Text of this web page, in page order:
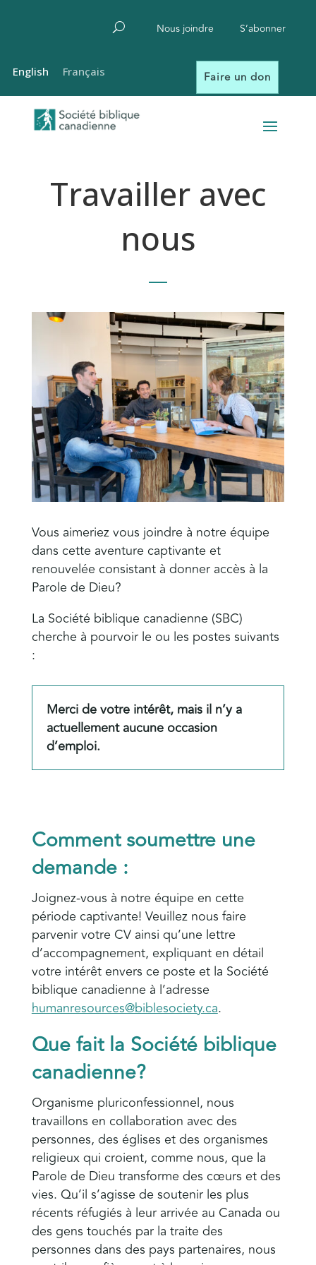
Nous joindre S’abonner
Faire un don
Travailler avec
nous
Vous aimeriez vous joindre à notre équipe
dans cette aventure captivante et
renouvelée consistant à donner accès à la
Parole de Dieu?
La Société biblique canadienne (SBC)
cherche à pourvoir le ou les postes suivants
:
Merci de votre intérêt, mais il n’y a
actuellement aucune occasion
d’emploi.
Comment soumettre une
demande :
Joignez-vous à notre équipe en cette
période captivante! Veuillez nous faire
parvenir votre CV ainsi qu’une lettre
d’accompagnement, expliquant en détail
votre intérêt envers ce poste et la Société
biblique canadienne à l’adresse
humanresources@biblesociety.ca.
Que fait la Société biblique
canadienne?
Organisme pluriconfessionnel, nous
travaillons en collaboration avec des
personnes, des églises et des organismes
religieux qui croient, comme nous, que la
Parole de Dieu transforme des cœurs et des
vies. Qu’il s’agisse de soutenir les plus
récents réfugiés à leur arrivée au Canada ou
des gens touchés par la traite des
personnes dans des pays partenaires, nous
English Français